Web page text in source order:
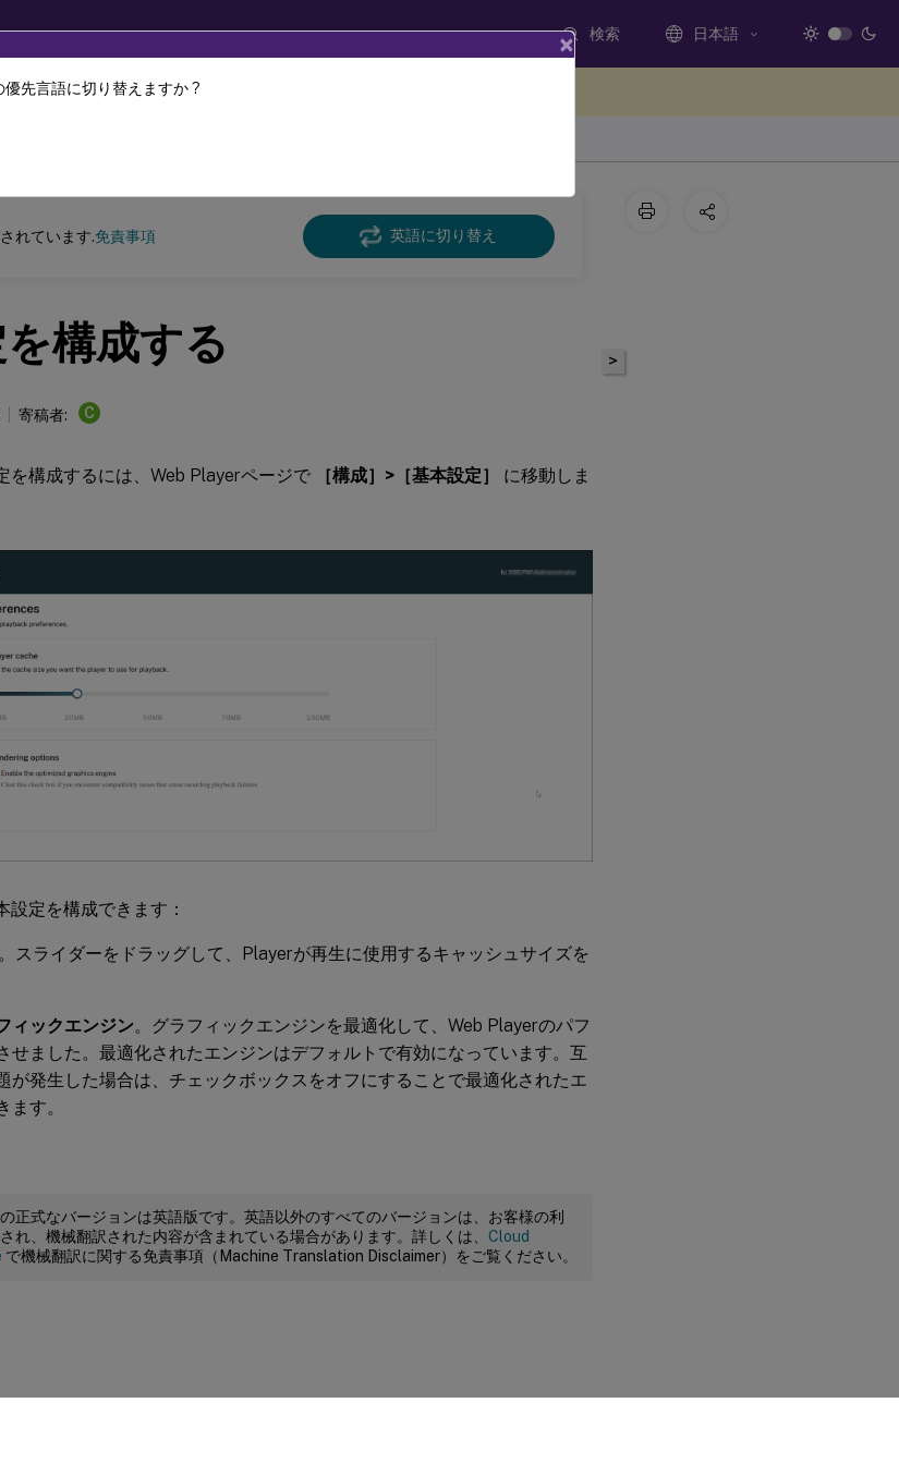
検索 日本語
翻訳されています。
れています.免責事項 英語に切り替え
構成する
寄稿者: C
を構成するには、Web Playerページで ［構成］>［基本設定］
に移動しま
定を構成できます：
。スライダーをドラッグして、Playerが再生に使用するキャッシュサイズを
ィックエンジン。グラフィックエンジンを最適化して、Web Playerのパフ
せました。最適化されたエンジンはデフォルトで有効になっています。互
が発生した場合は、チェックボックスをオフにすることで最適化されたエ
ます。
正式なバージョンは英語版です。英語以外のすべてのバージョンは、お客様の利
れ、機械翻訳された内容が含まれている場合があります。詳しくは、 Cloud
で機械翻訳に関する免責事項（Machine Translation Disclaimer）をご覧ください。
>
×
先言語に切り替えますか ?